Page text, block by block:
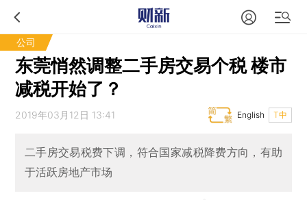
公司
东莞悄然调整二手房交易个税 楼市
减税开始了？
2019年03月12日 13:41 T中
English
二手房交易税费下调，符合国家减税降费方向，有助
于活跃房地产市场